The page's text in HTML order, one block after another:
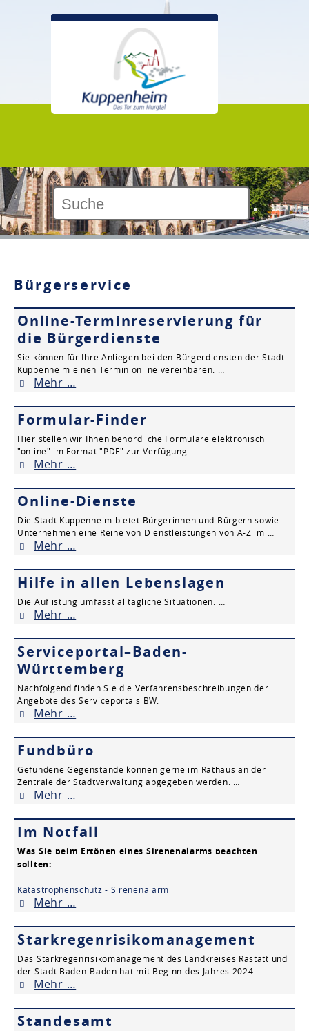
Bürgerservice
Online-Terminreservierung für
die Bürgerdienste
Sie können für Ihre Anliegen bei den Bürgerdiensten der Stadt
Kuppenheim einen Termin online vereinbaren. …
Mehr …
Formular-Finder
Hier stellen wir Ihnen behördliche Formulare elektronisch
"online" im Format "PDF" zur Verfügung. …
Mehr …
Online-Dienste
Die Stadt Kuppenheim bietet Bürgerinnen und Bürgern sowie
Unternehmen eine Reihe von Dienstleistungen von A-Z im …
Mehr …
Hilfe in allen Lebenslagen
Die Auflistung umfasst alltägliche Situationen. …
Mehr …
Serviceportal–Baden-
Württemberg
Nachfolgend finden Sie die Verfahrensbeschreibungen der
Angebote des Serviceportals BW.
Mehr …
Fundbüro
Gefundene Gegenstände können gerne im Rathaus an der
Zentrale der Stadtverwaltung abgegeben werden. …
Mehr …
Im Notfall
Was Sie beim Ertönen eines Sirenenalarms beachten
sollten:
Katastrophenschutz - Sirenenalarm
Mehr …
Starkregenrisikomanagement
Das Starkregenrisikomanagement des Landkreises Rastatt und
der Stadt Baden-Baden hat mit Beginn des Jahres 2024 …
Mehr …
Standesamt